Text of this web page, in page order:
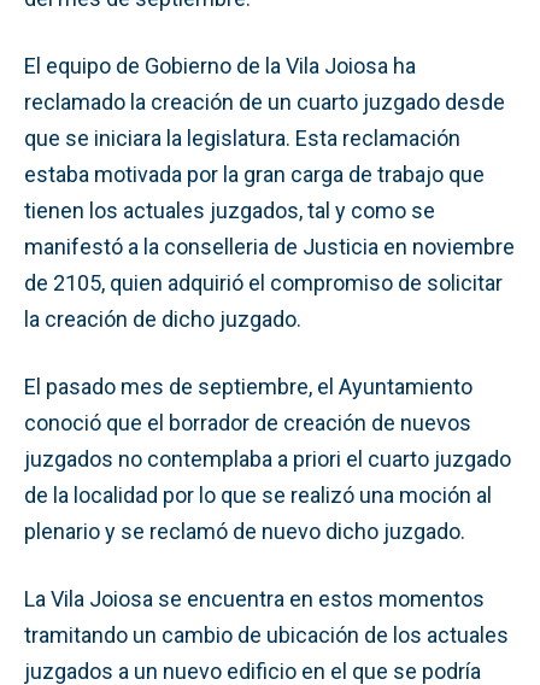
El equipo de Gobierno de la Vila Joiosa ha
reclamado la creación de un cuarto juzgado desde
que se iniciara la legislatura. Esta reclamación
estaba motivada por la gran carga de trabajo que
tienen los actuales juzgados, tal y como se
manifestó a la conselleria de Justicia en noviembre
de 2105, quien adquirió el compromiso de solicitar
la creación de dicho juzgado.
El pasado mes de septiembre, el Ayuntamiento
conoció que el borrador de creación de nuevos
juzgados no contemplaba a priori el cuarto juzgado
de la localidad por lo que se realizó una moción al
plenario y se reclamó de nuevo dicho juzgado.
La Vila Joiosa se encuentra en estos momentos
tramitando un cambio de ubicación de los actuales
juzgados a un nuevo edificio en el que se podría